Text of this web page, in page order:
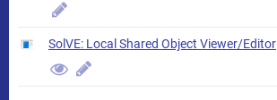
SolVE: Local Shared Object Viewer/Editor